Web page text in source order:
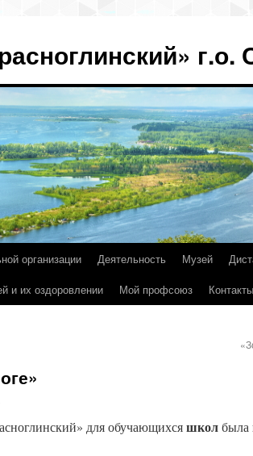
г.о.
организации Деятельность Музей
и их оздоровлении
Мой профсоюз Контакты
для обучающихсяшколбыла